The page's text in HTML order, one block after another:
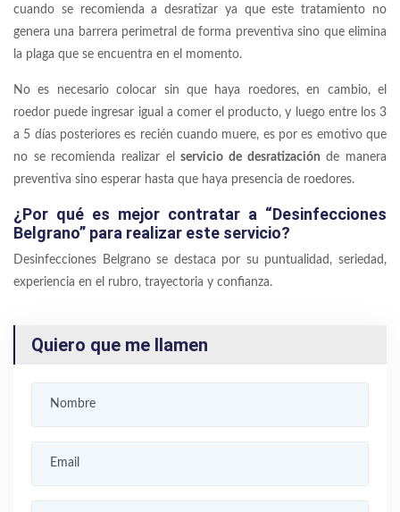
cuando se recomienda a desratizar ya que este tratamiento no
genera una barrera perimetral de forma preventiva sino que elimina
la plaga que se encuentra en el momento.
No es necesario colocar sin que haya roedores, en cambio, el
roedor puede ingresar igual a comer el producto, y luego entre los 3
a 5 días posteriores es recién cuando muere, es por es emotivo que
no se recomienda realizar elservicio de desratización de manera
preventiva sino esperar hasta que haya presencia de roedores.
¿Por qué es mejor contratar a “Desinfecciones
Belgrano” para realizar este servicio?
Desinfecciones Belgrano se destaca por su puntualidad, seriedad,
experiencia en el rubro, trayectoria y confianza.
Quiero que me llamen